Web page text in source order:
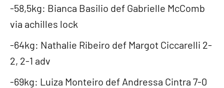
-58,5kg: Bianca Basilio def Gabrielle McComb
via achilles lock
-64kg: Nathalie Ribeiro def Margot Ciccarelli 2-
2, 2-1 adv
-69kg: Luiza Monteiro def Andressa Cintra 7-0